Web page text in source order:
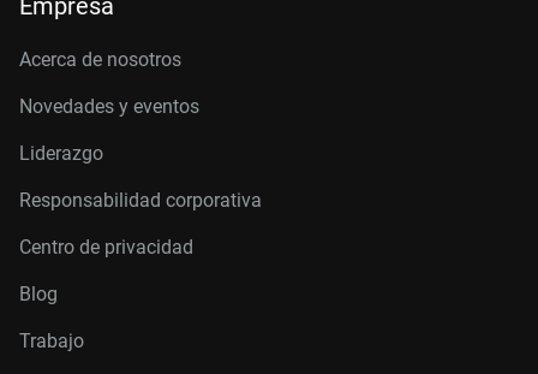
Empresa
Acerca de nosotros
Novedades y eventos
Liderazgo
Responsabilidad corporativa
Centro de privacidad
Blog
Trabajo